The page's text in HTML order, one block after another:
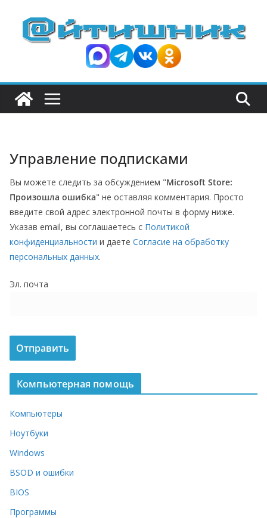
Управление подписками
Вы можете следить за обсуждением "Microsoft Store:
Произошла ошибка" не оставляя комментария. Просто
введите свой адрес электронной почты в форму ниже.
Указав email, вы соглашаетесь с Политикой
конфиденциальности и даете Согласие на обработку
персональных данных.
Эл. почта
Компьютерная помощь
Компьютеры
Ноутбуки
Windows
BSOD и ошибки
BIOS
Программы